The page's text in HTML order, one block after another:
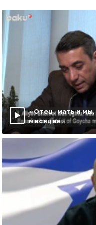
«Отец, мать и мы,
месяцев»